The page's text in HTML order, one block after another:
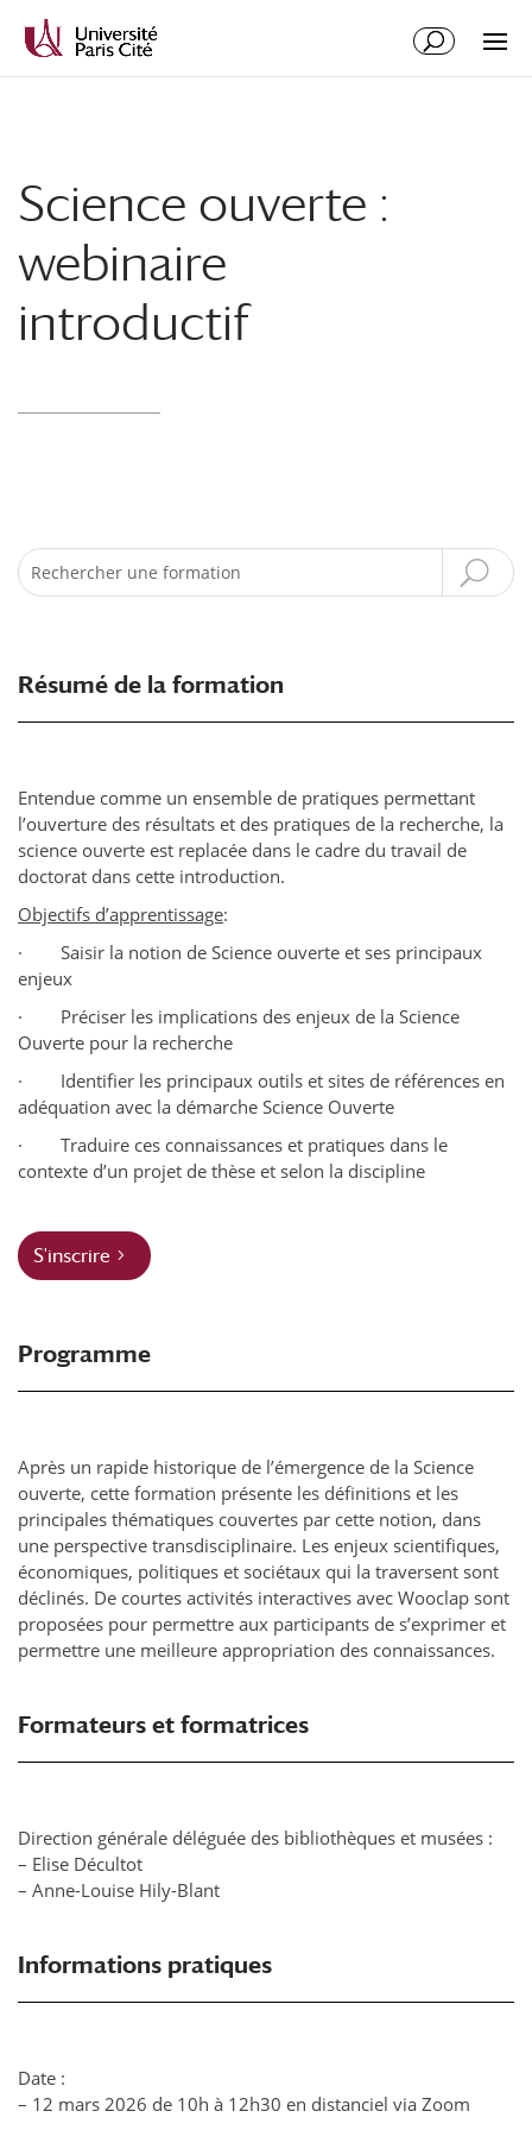
Science ouverte :
webinaire
introductif
Recherche
Résumé de la formation
Entendue comme un ensemble de pratiques permettant
l’ouverture des résultats et des pratiques de la recherche, la
science ouverte est replacée dans le cadre du travail de
doctorat dans cette introduction.
Objectifs d’apprentissage:
· Saisir la notion de Science ouverte et ses principaux
enjeux
· Préciser les implications des enjeux de la Science
Ouverte pour la recherche
· Identifier les principaux outils et sites de références en
adéquation avec la démarche Science Ouverte
· Traduire ces connaissances et pratiques dans le
contexte d’un projet de thèse et selon la discipline
S'inscrire
Programme
Après un rapide historique de l’émergence de la Science
ouverte, cette formation présente les définitions et les
principales thématiques couvertes par cette notion, dans
une perspective transdisciplinaire. Les enjeux scientifiques,
économiques, politiques et sociétaux qui la traversent sont
déclinés. De courtes activités interactives avec Wooclap sont
proposées pour permettre aux participants de s’exprimer et
permettre une meilleure appropriation des connaissances.
Formateurs et formatrices
Direction générale déléguée des bibliothèques et musées :
– Elise Décultot
– Anne-Louise Hily-Blant
Informations pratiques
Date :
– 12 mars 2026 de 10h à 12h30 en distanciel via Zoom